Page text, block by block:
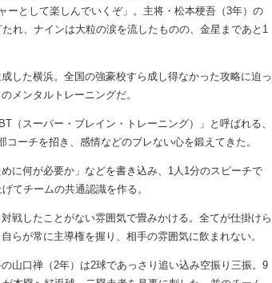
として楽しんでいくぞ」。主将・松本梗吾（3年）の
れ、ナインは大粒の涙を流したものの、金星まであと1
した横浜。全国の強豪校すら成し得なかった攻略に迫っ
メンタルトレーニングだ。
スーパー・ブレイン・トレーニング）」と呼ばれる、
ーチを招き、感情などのブレない心を鍛えてきた。
に何が必要か」などを書き込み、1人1分のスピーチで
てチームの共通認識を作る。
戦したことがない雰囲気で畳みかける。全てが仕掛けら
らが常に主導権を握り、相手の雰囲気に飲まれない。
山口禅（2年）は2球であっさり追い込み空振り三振。9